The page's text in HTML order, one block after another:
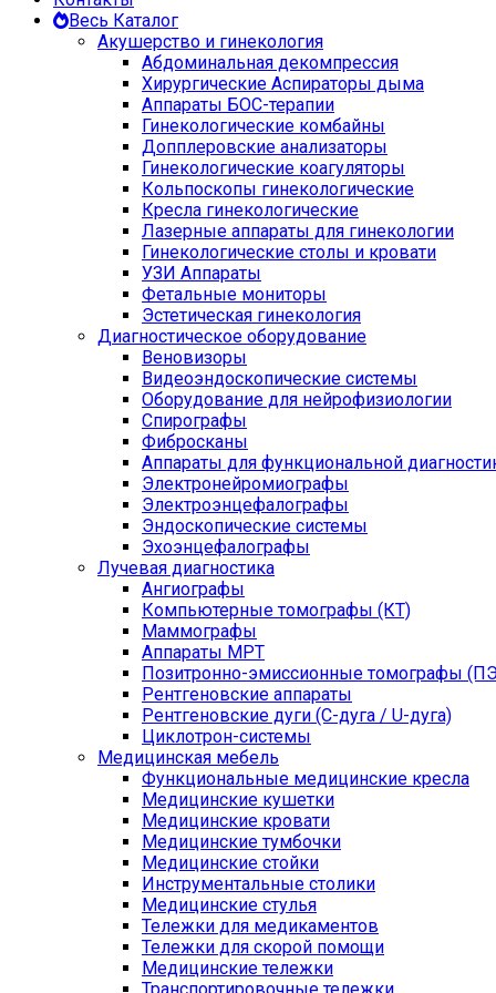
Весь Каталог
Акушерство и гинекология
Абдоминальная декомпрессия
Хирургические Аспираторы дыма
Аппараты БОС-терапии
Гинекологические комбайны
Допплеровские анализаторы
Гинекологические коагуляторы
Кольпоскопы гинекологические
Кресла гинекологические
Лазерные аппараты для гинекологии
Гинекологические столы и кровати
УЗИ Аппараты
Фетальные мониторы
Эстетическая гинекология
Диагностическое оборудование
Веновизоры
Видеоэндоскопические системы
Оборудование для нейрофизиологии
Спирографы
Фибросканы
Аппараты для функциональной
Электронейромиографы
Электроэнцефалографы
Эндоскопические системы
Эхоэнцефалографы
Лучевая диагностика
Ангиографы
Компьютерные томографы (КТ)
Маммографы
Аппараты МРТ
Позитронно-эмиссионные томографы
Рентгеновские аппараты
Рентгеновские дуги (С-дуга / U-дуга)
Циклотрон-системы
Медицинская мебель
Функциональные медицинские кресла
Медицинские кушетки
Медицинские кровати
Медицинские тумбочки
Медицинские стойки
Инструментальные столики
Медицинские стулья
Тележки для медикаментов
Тележки для скорой помощи
Медицинские тележки